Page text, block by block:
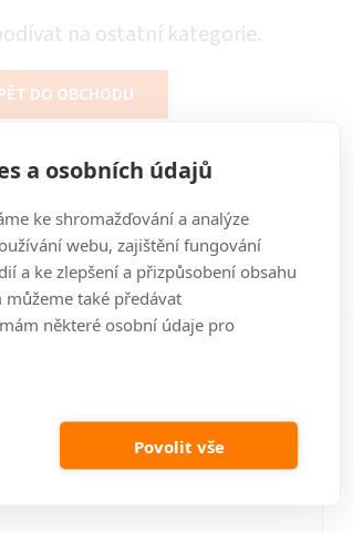
a osobních údajů
ke shromažďování a analýze
webu, zajištění fungování
a ke zlepšení a přizpůsobení obsahu
můžeme také předávat
některé osobní údaje pro
Povolit vše
na ostatní kategorie.
DO OBCHODU
Kvalitní a ověření výrobci
Máme ověřené výrobce nábytku